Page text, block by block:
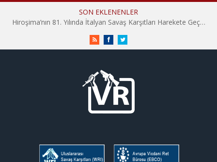
SON EKLENENLER
Hiroşima’nın 81. Yılında İtalyan Savaş Karşıtları Harekete Geçti: “Hatırlamak yeterli değil”
RSS FacebookTwitter